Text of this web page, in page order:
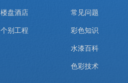
楼盘酒店
个别工程
常见问题
彩色知识
水漆百科
色彩技术